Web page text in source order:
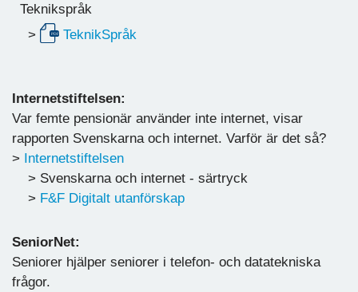
Teknikspråk
>
TeknikSpråk
Internetstiftelsen:
Var femte pensionär använder inte internet, visar
rapporten Svenskarna och internet. Varför är det så?
> Internetstiftelsen
> Svenskarna och internet - särtryck
> F&F Digitalt utanförskap
SeniorNet:
Seniorer hjälper seniorer i telefon- och datatekniska
frågor.